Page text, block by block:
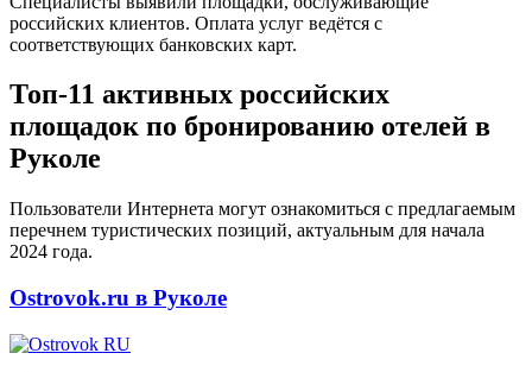
российских клиентов. Оплата услуг ведётся с
соответствующих банковских карт.
Топ-11 активных российских
площадок по бронированию отелей в
Руколе
Пользователи Интернета могут ознакомиться с предлагаемым
перечнем туристических позиций, актуальным для начала
2024 года.
Ostrovok.ru в Руколе